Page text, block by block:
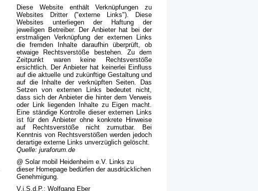
Diese Website enthält Verknüpfungen zu
Websites Dritter ("externe Links"). Diese
Websites unterliegen der Haftung der
jeweiligen Betreiber. Der Anbieter hat bei der
erstmaligen Verknüpfung der externen Links
die fremden Inhalte daraufhin überprüft, ob
etwaige Rechtsverstöße bestehen. Zu dem
Zeitpunkt waren keine Rechtsverstöße
ersichtlich. Der Anbieter hat keinerlei Einfluss
auf die aktuelle und zukünftige Gestaltung und
auf die Inhalte der verknüpften Seiten. Das
Setzen von externen Links bedeutet nicht,
dass sich der Anbieter die hinter dem Verweis
oder Link liegenden Inhalte zu Eigen macht.
Eine ständige Kontrolle dieser externen Links
ist für den Anbieter ohne konkrete Hinweise
auf Rechtsverstöße nicht zumutbar. Bei
Kenntnis von Rechtsverstößen werden jedoch
derartige externe Links unverzüglich gelöscht.
Quelle: juraforum.de
@ Solar mobil Heidenheim e.V. Links zu
dieser Homepage bedürfen der ausdrücklichen
Genehmigung.
V.i.S.d.P.: Wolfgang Eber